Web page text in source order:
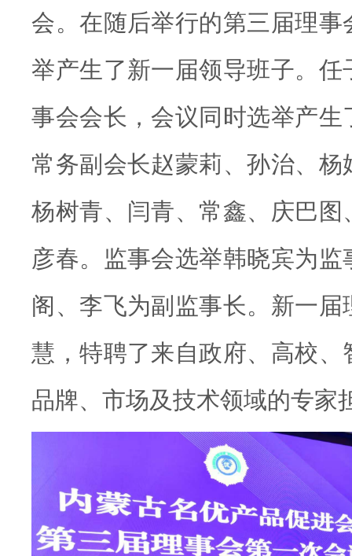
会。在随后举行的第三届理
举产生了新一届领导班子。
事会会长，会议同时选举产
常务副会长赵蒙莉、孙治、
杨树青、闫青、常鑫、庆巴
彦春。监事会选举韩晓宾为
阁、李飞为副监事长。新一
慧，特聘了来自政府、高校
品牌、市场及技术领域的专家